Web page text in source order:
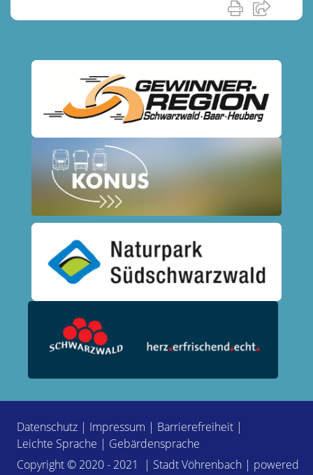
Datenschutz | Impressum | Barrierefreiheit |
Leichte Sprache | Gebärdensprache
Copyright © 2020 - 2021 | Stadt Vöhrenbach | powered